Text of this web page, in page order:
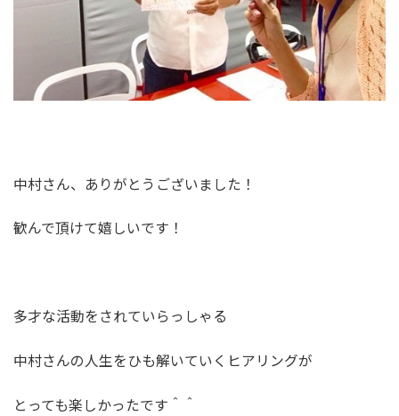
中村さん、ありがとうございました！
歓んで頂けて嬉しいです！
多才な活動をされていらっしゃる
中村さんの人生をひも解いていくヒアリングが
とっても楽しかったです＾＾